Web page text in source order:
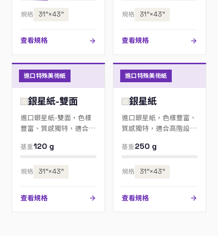
規格 31”×43”
查看規格
規格 31”×43”
查看規格
進口特殊美術紙
銀星紙-雙面
進口銀星紙-雙面，色樣
豐富、質感獨特，適合高
歡迎來電指定色號。
基重120 g
規格 31”×43”
查看規格
進口特殊美術紙
銀星紙
進口銀星紙，色樣豐富、
質感獨特，適合高階設
來電指定色號。
基重250 g
規格 31”×43”
查看規格